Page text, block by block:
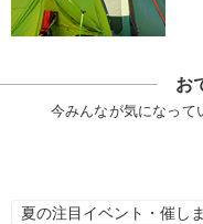
お
今みんなが気になって
夏の注目イベント・催し